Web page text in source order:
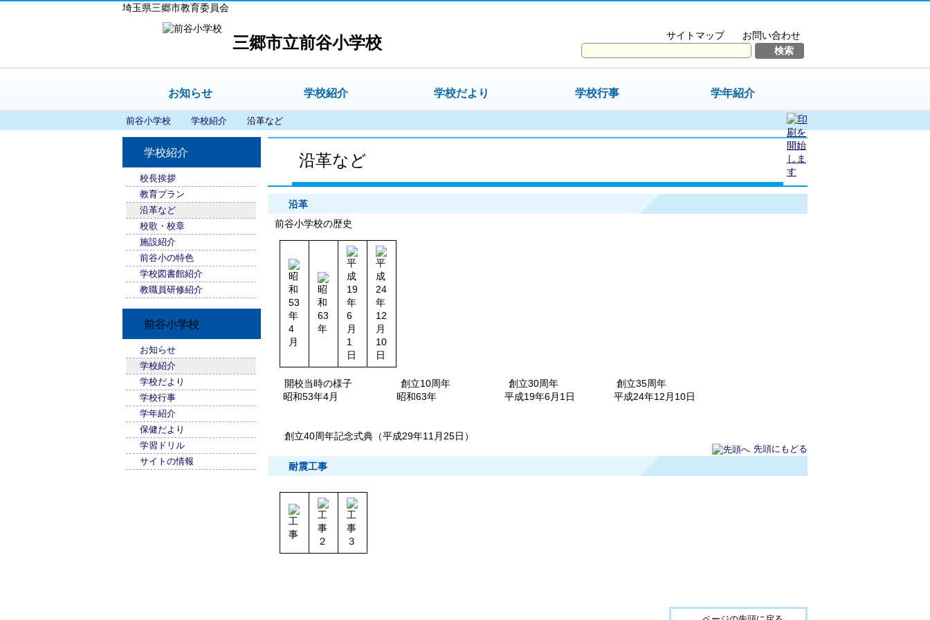
埼玉県三郷市教育委員会
三郷市立前谷小学校 サイトマップ お問い合わせ
お知らせ 学校紹介 学校だより 学校行事 学年紹介
前谷小学校 学校紹介 沿革など
学校紹介
校長挨拶
教育プラン
沿革など
校歌・校章
施設紹介
前谷小の特色
学校図書館紹介
教職員研修紹介
前谷小学校
お知らせ
学校紹介
学校だより
学校行事
学年紹介
保健だより
学習ドリル
サイトの情報
沿革など
沿革
前谷小学校の歴史
開校当時の様子 創立10周年 創立30周年 創立35周年
昭和53年4月 昭和63年 平成19年6月1日 平成24年12月10日
創立40周年記念式典（平成29年11月25日）
先頭にもどる
耐震工事